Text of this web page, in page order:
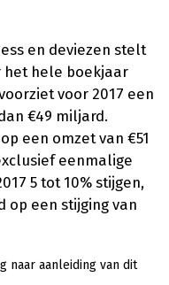
en deviezen stelt
het hele boekjaar
voor 2017 een
€49 miljard.
een omzet van €51
eenmalige
5 tot 10% stijgen,
op een stijging van
naar aanleiding van dit